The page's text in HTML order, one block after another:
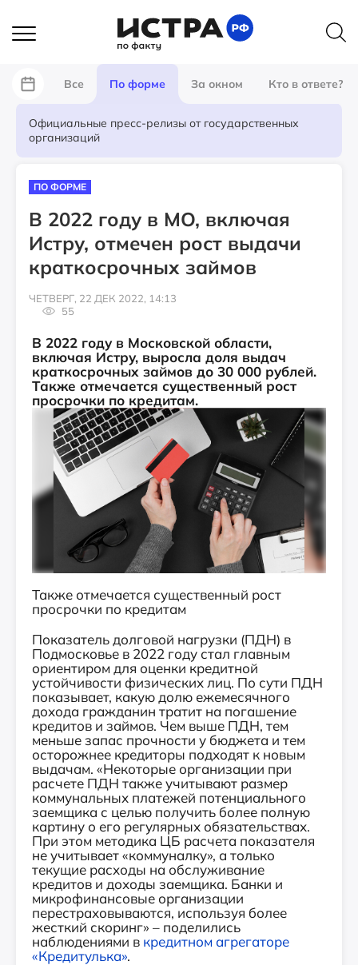
Все По форме За окном Кто в ответе?
Официальные пресс-релизы от государственных
организаций
ПО ФОРМЕ
В 2022 году в МО, включая
Истру, отмечен рост выдачи
краткосрочных займов
ЧЕТВЕРГ, 22 ДЕК 2022, 14:13
55
В 2022 году в Московской области,
включая Истру, выросла доля выдач
краткосрочных займов до 30 000 рублей.
Также отмечается существенный рост
просрочки по кредитам.
Также отмечается существенный рост
просрочки по кредитам
Показатель долговой нагрузки (ПДН) в
Подмосковье в 2022 году стал главным
ориентиром для оценки кредитной
устойчивости физических лиц. По сути ПДН
показывает, какую долю ежемесячного
дохода гражданин тратит на погашение
кредитов и займов. Чем выше ПДН, тем
меньше запас прочности у бюджета и тем
осторожнее кредиторы подходят к новым
выдачам. «Некоторые организации при
расчете ПДН также учитывают размер
коммунальных платежей потенциального
заемщика с целью получить более полную
картину о его регулярных обязательствах.
При этом методика ЦБ расчета показателя
не учитывает «коммуналку», а только
текущие расходы на обслуживание
кредитов и доходы заемщика. Банки и
микрофинансовые организации
перестраховываются, используя более
жесткий скоринг» – поделились
наблюдениями в кредитном агрегаторе
«Кредитулька».